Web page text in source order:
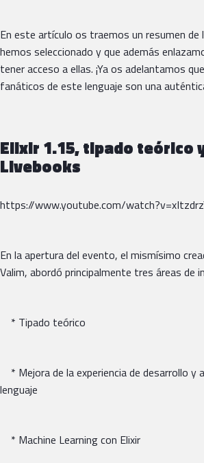
En este artículo os traemos un resumen de
hemos seleccionado y que además
tener acceso a ellas. ¡Ya os adelantamos
fanáticos de este lenguaje son una
Elixir 1.15, tipado teórico
Livebooks
https://www.youtube.com/
En la apertura del evento, el mismísimo
Valim, abordó principalmente tres áreas de
* Tipado teórico
* Mejora de la experiencia de desarrollo y
lenguaje
* Machine Learning con Elixir